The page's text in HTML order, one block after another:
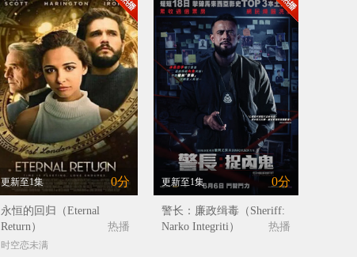
更新至1集 0分
永恒的回归（Eternal
Return）
热播
时空恋未满
更新至1集 0分
警长：廉政缉毒（Sheriff:
Narko Integriti）
热播